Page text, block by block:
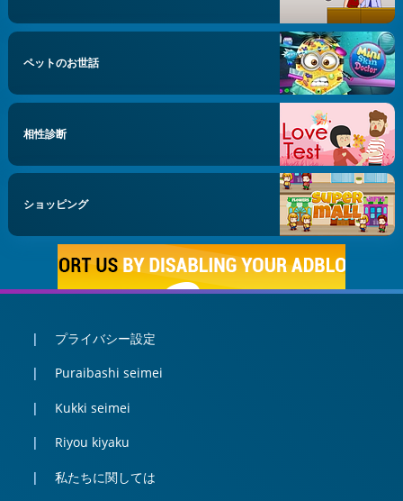
ペットのお世話
相性診断
ショッピング
プライバシー設定
Puraibashi seimei
Kukki seimei
Riyou kiyaku
私たちに関しては